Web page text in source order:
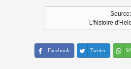
Source:
L'histoire
Facebook Twitter